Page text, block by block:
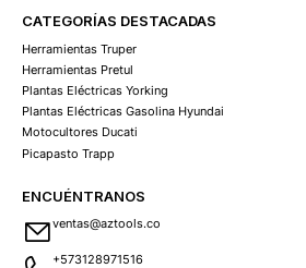
CATEGORÍAS DESTACADAS
Herramientas Truper
Herramientas Pretul
Plantas Eléctricas Yorking
Plantas Eléctricas Gasolina Hyundai
Motocultores Ducati
Picapasto Trapp
ENCUÉNTRANOS
ventas@aztools.co
+573128971516